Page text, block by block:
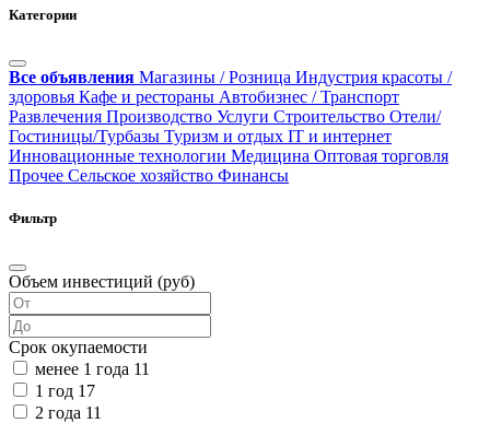
Категории
Все объявления Магазины / Розница Индустрия красоты /
здоровья Кафе и рестораны Автобизнес / Транспорт
Развлечения Производство Услуги Строительство Отели/
Гостиницы/Турбазы Туризм и отдых IT и интернет
Инновационные технологии Медицина Оптовая торговля
Прочее Сельское хозяйство Финансы
Фильтр
Объем инвестиций (руб)
Срок окупаемости
менее 1 года 11
1 год 17
2 года 11